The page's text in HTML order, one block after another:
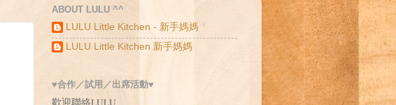
ABOUT LULU ^^
LULU Little Kitchen - 新手媽媽
LULU Little Kitchen 新手媽媽
♥合作／試用／出席活動♥
歡迎聯絡LULU